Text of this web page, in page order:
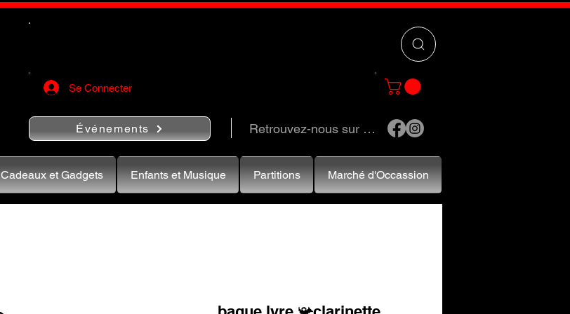
Se Connecter
Événements Retrouvez-nous sur …
Cadeaux et Gadgets Enfants et Musique Partitions Marché d'Occassion